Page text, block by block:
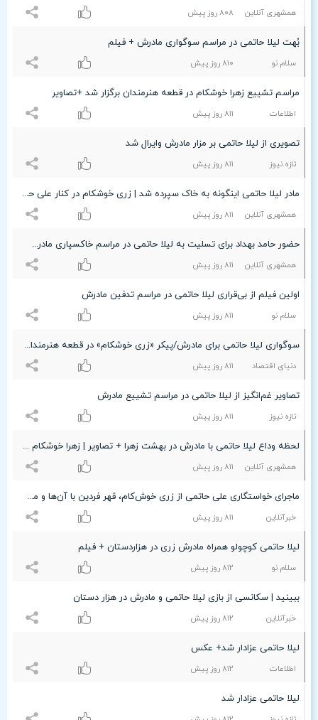
همشهری آنلاین ۸۰۸ روز پیش
بُهت لیلا حاتمی در مراسم سوگواری مادرش + فیلم
سلام نو ۸۱۰ روز پیش
مراسم تشییع زهرا خوشکام در قطعه هنرمندان برگزار شد +تصاویر
اطلاعات ۸۱۱ روز پیش
تصویری از لیلا حاتمی بر مزار مادرش وایرال شد
تازه نیوز ۸۱۱ روز پیش
مادر لیلا حاتمی اینگونه به خاک سپرده شد | زری خوشکام در کنار علی حاتمی آرام گرفت
همشهری آنلاین ۸۱۱ روز پیش
حضور حامد بهداد برای تسلیت به لیلا حاتمی در مراسم خاکسپاری مادرش | ویدئو
همشهری آنلاین ۸۱۱ روز پیش
اولین فیلم از بی‌قراری لیلا حاتمی در مراسم تدفین مادرش
سلام نو ۸۱۱ روز پیش
سوگواری لیلا حاتمی برای مادرش/پیکر «زری خوشکام» در قطعه هنرمندان بهشت زهرا به خاک سپرده شد+عکس
دنیای اقتصاد ۸۱۱ روز پیش
تصاویر غم‌انگیز از لیلا حاتمی در مراسم تشییع مادرش
تازه نیوز ۸۱۱ روز پیش
لحظه وداع لیلا حاتمی با مادرش در بهشت زهرا + تصاویر | زهرا خوشکام در در کنار علی حاتمی
همشهری آنلاین ۸۱۱ روز پیش
ماجرای خواستگاری علی حاتمی از زری خوش‌کام، قهر فردین با آن‌ها و مهریه ۵۰۰ هزارتومانی
خبرآنلاین ۸۱۱ روز پیش
لیلا حاتمی کوچولو همراه مادرش زری در هزاردستان + فیلم
سلام نو ۸۱۲ روز پیش
ببینید | سکانسی از بازی لیلا حاتمی و مادرش در هزار دستان
خبرآنلاین ۸۱۲ روز پیش
لیلا حاتمی عزادار شد+ عکس
اطلاعات ۸۱۲ روز پیش
لیلا حاتمی عزادار شد